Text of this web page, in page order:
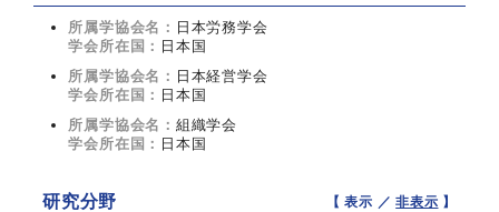
所属学協会名： 日本労務学会
学会所在国： 日本国
所属学協会名： 日本経営学会
学会所在国： 日本国
所属学協会名： 組織学会
学会所在国： 日本国
研究分野 【 表示 ／非表示 】